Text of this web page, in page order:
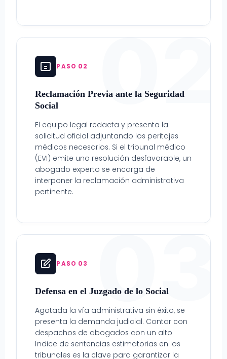
02
PASO 02
Reclamación Previa ante la Seguridad
Social
El equipo legal redacta y presenta la
solicitud oficial adjuntando los peritajes
médicos necesarios. Si el tribunal médico
(EVI) emite una resolución desfavorable, un
abogado experto se encarga de
interponer la reclamación administrativa
pertinente.
03
PASO 03
Defensa en el Juzgado de lo Social
Agotada la vía administrativa sin éxito, se
presenta la demanda judicial. Contar con
despachos de abogados con un alto
índice de sentencias estimatorias en los
tribunales es la clave para garantizar la